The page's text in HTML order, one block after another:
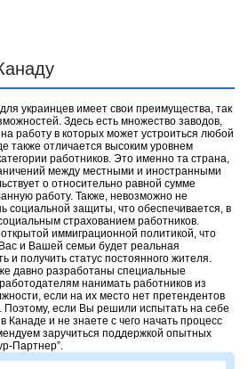
украинцев имеет свои преимущества, так
Здесь есть множество заводов,
работу в которых может устроиться любой
также отличается высоким уровнем
работников. Это именно та страна,
между местными и иностранными
о относительно равной сумме
работу. Также, невозможно не
социальной защиты, что обеспечивается, в
страхованием работников.
открытой иммиграционной политикой, что
и Вашей семьи будет реальная
и получить статус постоянного жителя.
давно разработаны специальные
нанимать работников из
если на их место нет претендентов
Поэтому, если Вы решили испытать на себе
Канаде и не знаете с чего начать процесс
заручиться поддержкой опытных
Партнер”.